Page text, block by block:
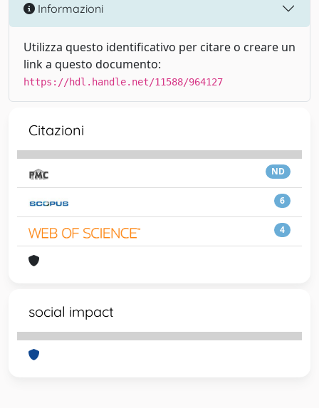
Informazioni
Utilizza questo identificativo per citare o creare un
link a questo documento:
https://hdl.handle.net/11588/964127
Citazioni
ND
6
4
social impact